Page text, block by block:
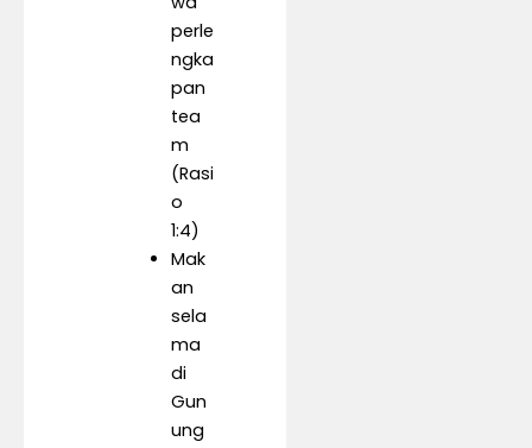
perle
ngka
pan
tea
m
(Rasi
o
1:4)
Mak
an
sela
ma
di
Gun
ung